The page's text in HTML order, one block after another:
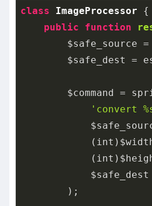
class ImageProcessor
{
public
function
$safe_source
$safe_dest =
$command =
'convert
            $safe_dest
        );